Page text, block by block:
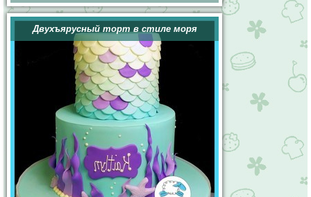
Двухъярусный торт в стиле моря